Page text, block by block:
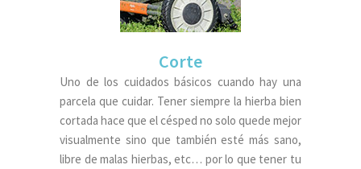
Corte
Uno de los cuidados básicos cuando hay una
parcela que cuidar. Tener siempre la hierba bien
cortada hace que el césped no solo quede mejor
visualmente sino que también esté más sano,
libre de malas hierbas, etc… por lo que tener tu